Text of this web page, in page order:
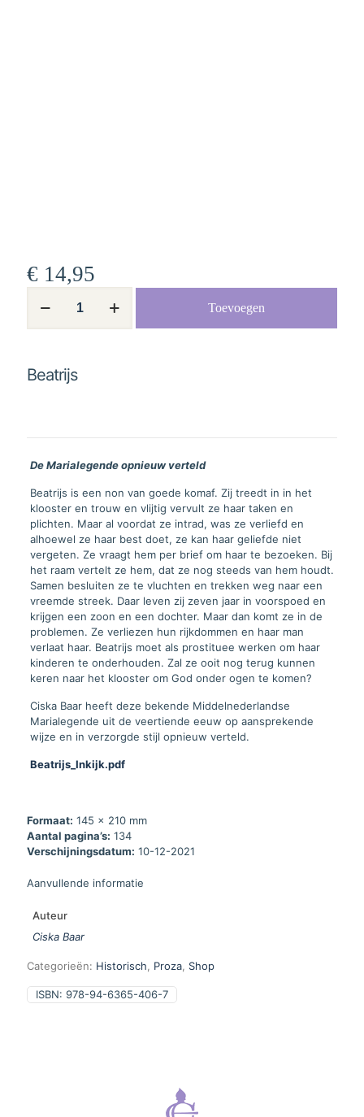
€ 14,95
aantal
Toevoegen
Beatrijs
De Marialegende opnieuw verteld
Beatrijs is een non van goede komaf. Zij treedt in in het
klooster en trouw en vlijtig vervult ze haar taken en
plichten. Maar al voordat ze intrad, was ze verliefd en
alhoewel ze haar best doet, ze kan haar geliefde niet
vergeten. Ze vraagt hem per brief om haar te bezoeken. Bij
het raam vertelt ze hem, dat ze nog steeds van hem houdt.
Samen besluiten ze te vluchten en trekken weg naar een
vreemde streek. Daar leven zij zeven jaar in voorspoed en
krijgen een zoon en een dochter. Maar dan komt ze in de
problemen. Ze verliezen hun rijkdommen en haar man
verlaat haar. Beatrijs moet als prostituee werken om haar
kinderen te onderhouden. Zal ze ooit nog terug kunnen
keren naar het klooster om God onder ogen te komen?
Ciska Baar heeft deze bekende Middelnederlandse
Marialegende uit de veertiende eeuw op aansprekende
wijze en in verzorgde stijl opnieuw verteld.
Beatrijs_Inkijk.pdf
Formaat: 145 x 210 mm
Aantal pagina’s: 134
Verschijningsdatum: 10-12-2021
Aanvullende informatie
Auteur
Ciska Baar
Categorieën: Historisch Proza Shop
ISBN: 978-94-6365-406-7